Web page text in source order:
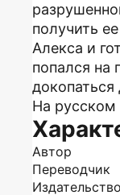
получить
Алекса и
попался на
докопаться
На русском
Автор
Переводчик
Издательство